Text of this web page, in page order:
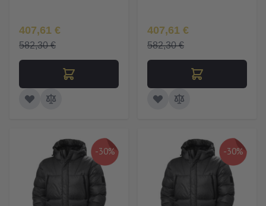
Īpaša Cena
407,61 €
582,30 €
Īpaša Cena
407,61 €
582,30 €
-30% -30%